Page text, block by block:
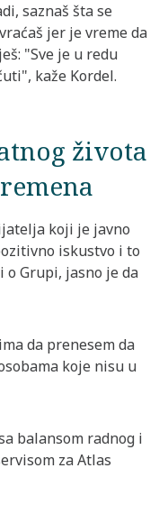
saznaš šta se
jer je vreme da
"Sve je u redu
kaže Kordel.
života
koji je javno
iskustvo i to
o Grupi, jasno je da
da prenesem da
koje nisu u
balansom radnog i
za Atlas